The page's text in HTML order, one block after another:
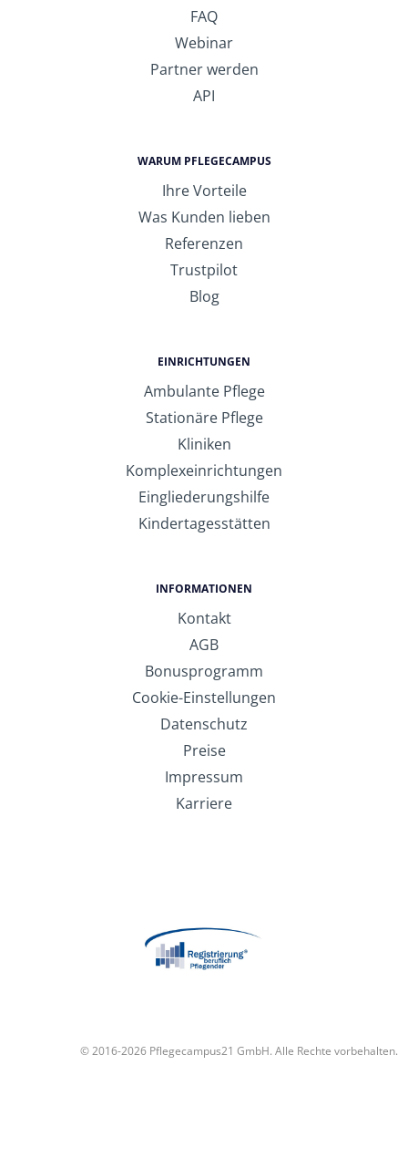
FAQ
Webinar
Partner werden
API
WARUM PFLEGECAMPUS
Ihre Vorteile
Was Kunden lieben
Referenzen
Trustpilot
Blog
EINRICHTUNGEN
Ambulante Pflege
Stationäre Pflege
Kliniken
Komplexeinrichtungen
Eingliederungshilfe
Kindertagesstätten
INFORMATIONEN
Kontakt
AGB
Bonusprogramm
Cookie-Einstellungen
Datenschutz
Preise
Impressum
Karriere
© 2016-2026 Pflegecampus21 GmbH. Alle Rechte vorbehalten.